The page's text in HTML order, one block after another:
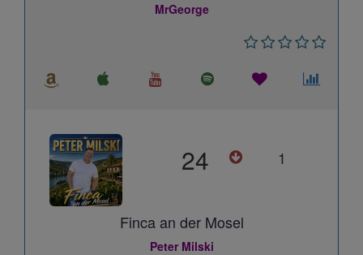
MrGeorge
24 1
Finca an der Mosel
Peter Milski